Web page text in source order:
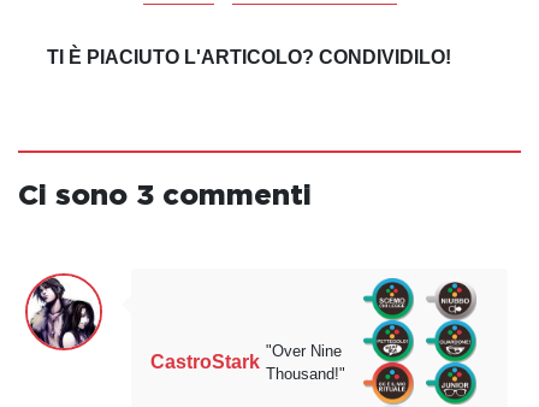
TI È PIACIUTO L'ARTICOLO? CONDIVIDILO!
Ci sono 3 commenti
CastroStark
"Over Nine
Thousand!"